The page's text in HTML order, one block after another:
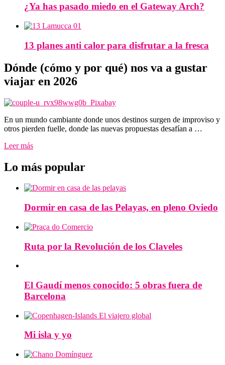
¿Ya has pasado miedo en el Gateway Arch?
13 planes anti calor para disfrutar a la fresca
Dónde (cómo y por qué) nos va a gustar
viajar en 2026
En un mundo cambiante donde unos destinos surgen de improviso y
otros pierden fuelle, donde las nuevas propuestas desafían a …
Leer más
Lo más popular
Dormir en casa de las Pelayas, en pleno Oviedo
Ruta por la Revolución de los Claveles
El Gaudí menos conocido: 5 obras fuera de
Barcelona
Mi isla y yo